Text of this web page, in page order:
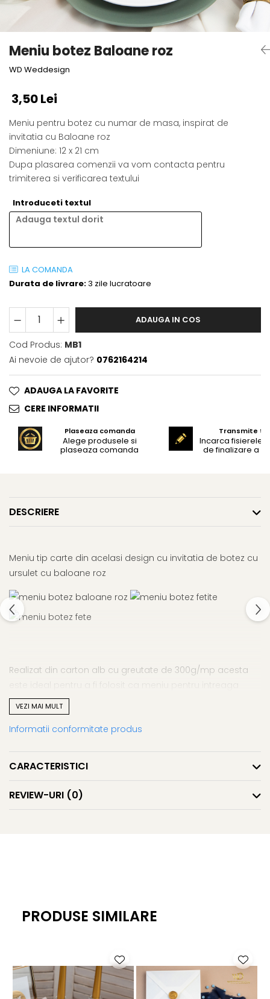
Marturii cu citate
Meniu botez Baloane roz
WD Weddesign
3,50 Lei
Meniu pentru botez cu numar de masa, inspirat de
invitatia cu Baloane roz
Dimeniune: 12 x 21 cm
Dupa plasarea comenzii va vom contacta pentru
trimiterea si verificarea textului
Introduceti textul
LA COMANDA
Durata de livrare:3 zile lucratoare
ADAUGA IN COS
Cod Produs: MB1
Ai nevoie de ajutor? 0762164214
ADAUGA LA FAVORITE
CERE INFORMATII
Plaseaza comanda
Alege produsele si
plaseaza comanda
Transmite
Incarca fisierele
de finalizare a
DESCRIERE
Meniu tip carte din acelasi design cu invitatia de botez cu
ursulet cu baloane roz
Realizat din carton alb cu greutate de 300g/mp acesta
masa.
Dimeniune: 12 x 21 cm
VEZI MAI MULT
Informatii conformitate produs
CARACTERISTICI
REVIEW-URI (0)
PRODUSE SIMILARE